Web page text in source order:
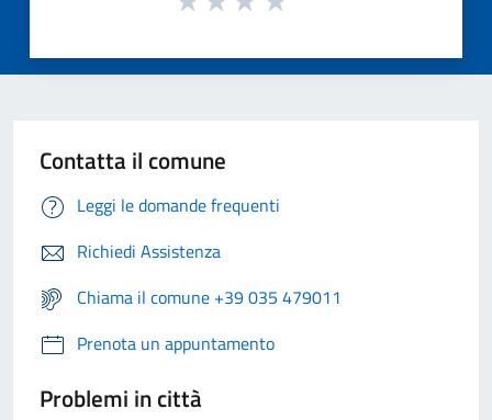
Contatta il comune
Leggi le domande frequenti
Richiedi Assistenza
Chiama il comune +39 035 479011
Prenota un appuntamento
Problemi in città